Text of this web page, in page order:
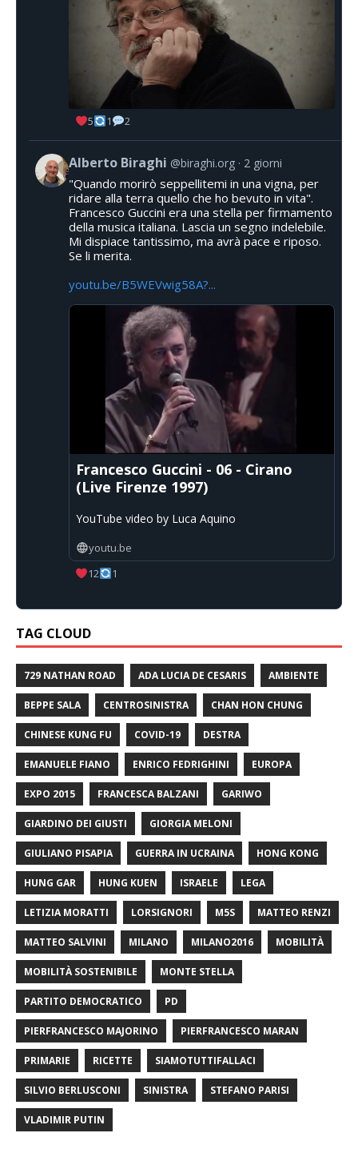
5 1 2
Alberto Biraghi @biraghi.org 2 giorni
"Quando morirò seppellitemi in una vigna, per
ridare alla terra quello che ho bevuto in vita".
Francesco Guccini era una stella per firmamento
della musica italiana. Lascia un segno indelebile.
Mi dispiace tantissimo, ma avrà pace e riposo.
Se li merita.
youtu.be/B5WEVwig58A?...
Francesco Guccini - 06 - Cirano
(Live Firenze 1997)
YouTube video by Luca Aquino
youtu.be
12
1
TAG CLOUD
729 NATHAN ROAD ADA LUCIA DE CESARIS AMBIENTE
BEPPE SALA CENTROSINISTRA CHAN HON CHUNG
CHINESE KUNG FU COVID-19 DESTRA
EMANUELE FIANO ENRICO FEDRIGHINI EUROPA
EXPO 2015 FRANCESCA BALZANI GARIWO
GIARDINO DEI GIUSTI GIORGIA MELONI
GIULIANO PISAPIA GUERRA IN UCRAINA HONG KONG
HUNG GAR HUNG KUEN ISRAELE LEGA
LETIZIA MORATTI LORSIGNORI M5S MATTEO RENZI
MATTEO SALVINI MILANO MILANO2016 MOBILITÀ
MOBILITÀ SOSTENIBILE MONTE STELLA
PARTITO DEMOCRATICO PD
PIERFRANCESCO MAJORINO PIERFRANCESCO MARAN
PRIMARIE RICETTE SIAMOTUTTIFALLACI
SILVIO BERLUSCONI SINISTRA STEFANO PARISI
VLADIMIR PUTIN